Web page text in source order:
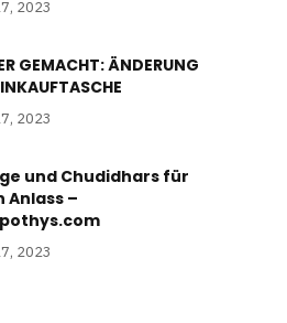
2023
GEMACHT: ÄNDERUNG
2023
und Chudidhars für
Anlass –
2023